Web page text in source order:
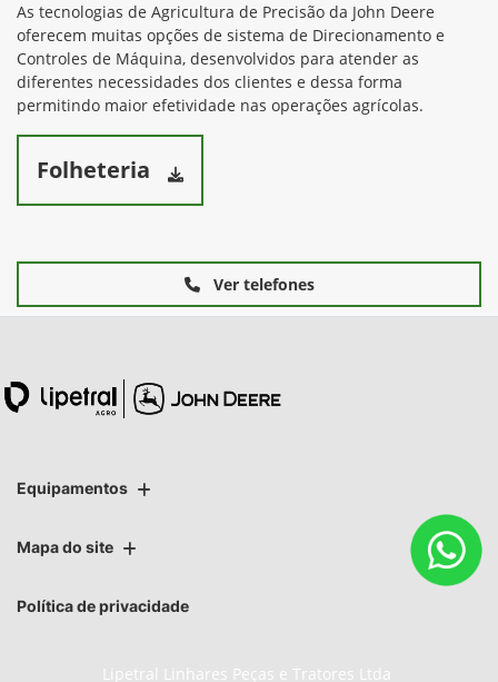
As tecnologias de Agricultura de Precisão da John Deere
oferecem muitas opções de sistema de Direcionamento e
Controles de Máquina, desenvolvidos para atender as
diferentes necessidades dos clientes e dessa forma
permitindo maior efetividade nas operações agrícolas.
Folheteria
Ver telefones
Equipamentos
Mapa do site
Política de privacidade
Lipetral Linhares Peças e Tratores Ltda